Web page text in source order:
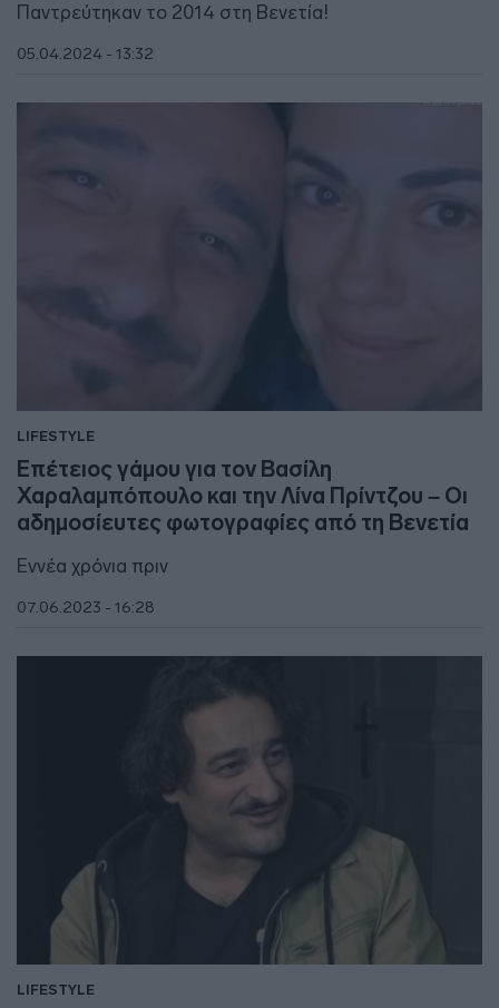
Παντρεύτηκαν το 2014 στη Βενετία!
05.04.2024 - 13:32
LIFESTYLE
Επέτειος γάμου για τον Βασίλη
Χαραλαμπόπουλο και την Λίνα Πρίντζου – Οι
αδημοσίευτες φωτογραφίες από τη Βενετία
Εννέα χρόνια πριν
07.06.2023 - 16:28
LIFESTYLE